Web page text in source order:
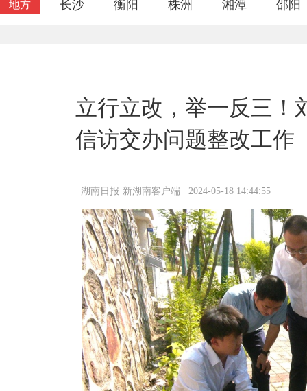
地方 长沙 衡阳 株洲 湘潭 邵阳
立行立改，举一反三！
信访交办问题整改工作
湖南日报·新湖南客户端 2024-05-18 14:44:55